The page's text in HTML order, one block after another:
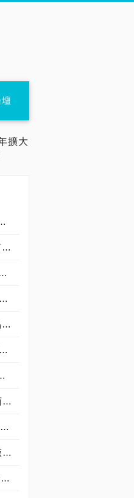
擴大
遊玩十誡角色「德里艾利」
聚焦耐用與穩定運行 研揚科技打造新一代 COM Express Type 6 模組
LG公布2026年第二季度財報 高附加價值產品銷售成長與成本競爭力提升，營業獲利年增 147%
玩家敲碗成真！全漢FSP推出白色 VITA PM MIT 1000W 靜音電源純白上市！ MIT 白金電源首度披上純白戰袍，支援 ATX 3.1、PCIe 5.1，10年保固！
技嘉「GIGABYTE玩出戰力」品牌活動8/3讓玩家「找到專屬配備」
新北市政府勞工局評鑑唯一連續三年獲獎企業！ 宏正三度榮膺新北市政府<友善移工企業>殊榮
宇覺醒闇影君主繼承者
勝負一眼看穿！程東啟動ROG西風之神 雙螢幕AI致勝全局
全漢經典聖武士全面進化 ATX3.1，價格不變！FSP VIC BD+ 電競入門最強銅牌電源！ ATX 3.1、全新壓紋線材、登錄享 5 年保固，打造新世代入門電競首選
SK 集團與 NVIDIA 擴大 AI 工廠與次世代記憶體策略合作 規模逾 5,000 億美元的 NVIDIA-SK AI 計畫（NVIDIA-SK AI Initiative）， 涵蓋 SK Telecom 最高達 2GW 的 AI 工廠，以及與 SK 海力士的長期 AI 記憶體合作
ㄅ級分夢幻聯動！華碩ｘT1聯名顯示卡全台盛大開賣